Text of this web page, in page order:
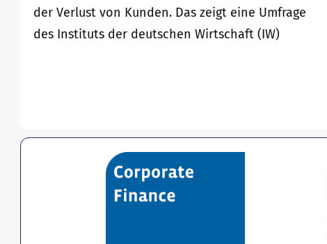
der Verlust von Kunden. Das zeigt eine Umfrage
des Instituts der deutschen Wirtschaft (IW)